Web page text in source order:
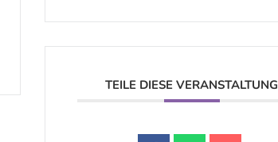
TEILE DIESE VERANSTALTUNG